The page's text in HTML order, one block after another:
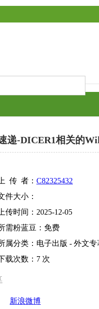
递-DICER1相关的
上 传 者： C82325432
件大小：
上传时间： 2025-12-05
需粉蓝豆： 免费
属分类： 电子出版 - 外文专
载次数： 7 次
新浪微博